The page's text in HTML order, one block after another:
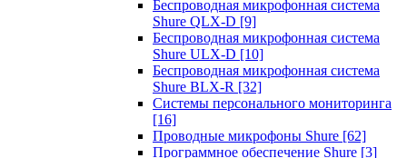
Беспроводная микрофонная система
Shure QLX-D [9]
Беспроводная микрофонная система
Shure ULX-D [10]
Беспроводная микрофонная система
Shure BLX-R [32]
Системы персонального мониторинга
[16]
Проводные микрофоны Shure [62]
Программное обеспечение Shure [3]